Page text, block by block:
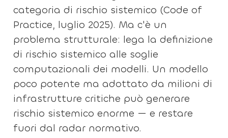
categoria di rischio sistemico (Code of
Practice, luglio 2025). Ma c'è un
problema strutturale: lega la definizione
di rischio sistemico alle soglie
computazionali dei modelli. Un modello
poco potente ma adottato da milioni di
infrastrutture critiche può generare
rischio sistemico enorme — e restare
fuori dal radar normativo.